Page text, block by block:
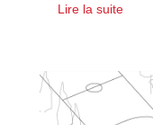
Lire la suite